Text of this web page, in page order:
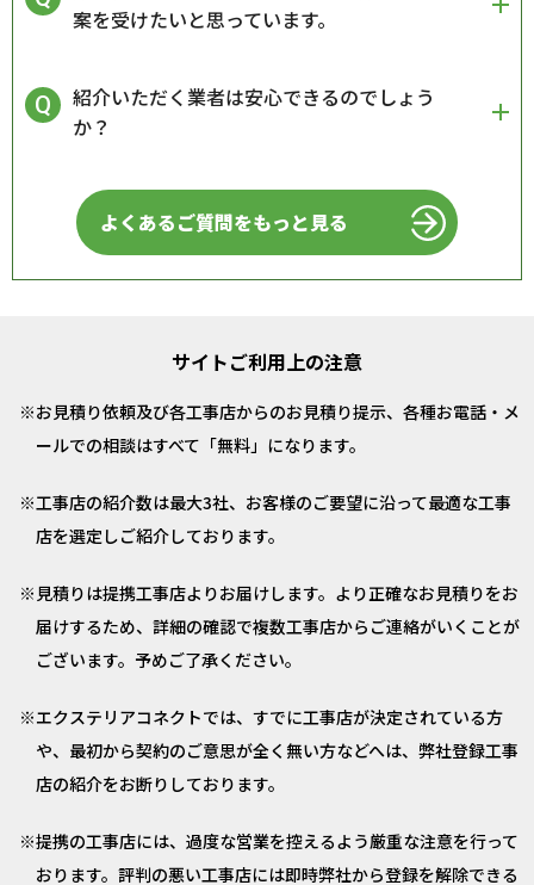
案を受けたいと思っています。
紹介いただく業者は安心できるのでしょう
か？
よくあるご質問をもっと見る
サイトご利用上の注意
お見積り依頼及び各工事店からのお見積り提示、各種お電話・メ
ールでの相談はすべて「無料」になります。
工事店の紹介数は最大3社、お客様のご要望に沿って最適な工事
店を選定しご紹介しております。
見積りは提携工事店よりお届けします。より正確なお見積りをお
届けするため、詳細の確認で複数工事店からご連絡がいくことが
ございます。予めご了承ください。
エクステリアコネクトでは、すでに工事店が決定されている方
や、最初から契約のご意思が全く無い方などへは、弊社登録工事
店の紹介をお断りしております。
提携の工事店には、過度な営業を控えるよう厳重な注意を行って
おります。評判の悪い工事店には即時弊社から登録を解除できる